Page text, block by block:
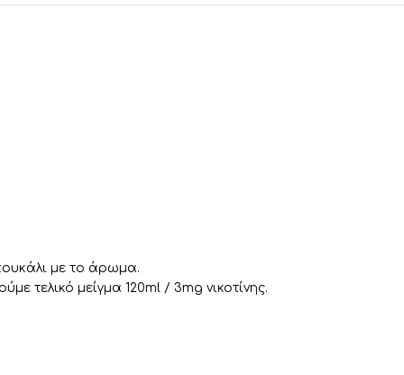
με το άρωμα.
τελικό μείγμα 120ml / 3mg νικοτίνης.